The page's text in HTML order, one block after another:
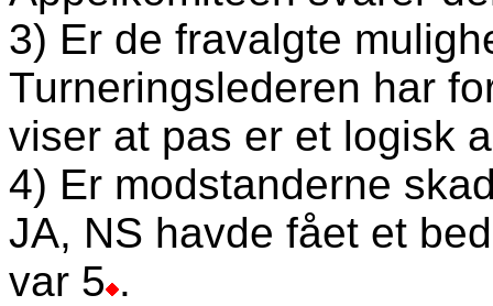
3) Er de fravalgte
Turneringslederen har
viser at pas er et logisk
4) Er modstanderne
JA, NS havde fået et
var 5 .